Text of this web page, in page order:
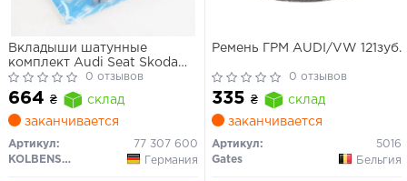
Вкладыши шатунные
комплект Audi Seat Skoda
Volkswagen (AEA, AEE, AEX)
0 отзывов
664 ₴
склад
заканчивается
Артикул:
77 307 600
KOLBENSCHMIDT
Германия
Ремень ГРМ AUDI/VW 121зуб.
0 отзывов
335 ₴
склад
заканчивается
Артикул:
5016
Gates
Бельгия